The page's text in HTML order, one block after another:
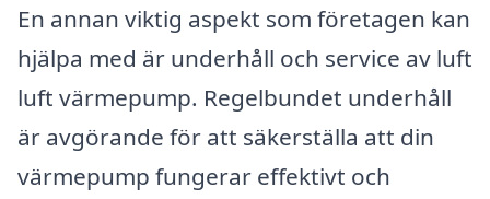
En annan viktig aspekt som företagen kan
hjälpa med är underhåll och service av luft
luft värmepump. Regelbundet underhåll
är avgörande för att säkerställa att din
värmepump fungerar effektivt och